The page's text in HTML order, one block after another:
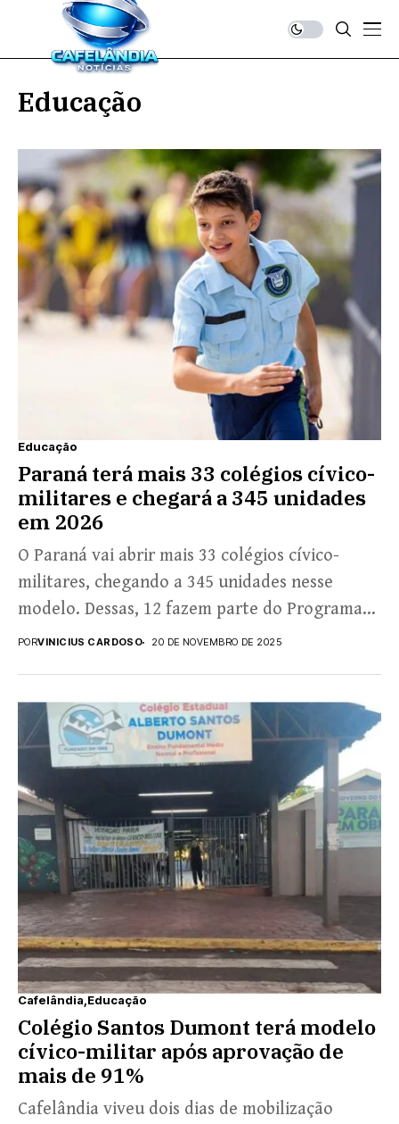
Educação
Educação
Paraná terá mais 33 colégios cívico-
militares e chegará a 345 unidades
em 2026
O Paraná vai abrir mais 33 colégios cívico-
militares, chegando a 345 unidades nesse
modelo. Dessas, 12 fazem parte do Programa
Paraná Integral. O...
PORVINICIUS CARDOSO 20 DE NOVEMBRO DE 2025
Cafelândia Educação
Colégio Santos Dumont terá modelo
cívico-militar após aprovação de
mais de 91%
Cafelândia viveu dois dias de mobilização